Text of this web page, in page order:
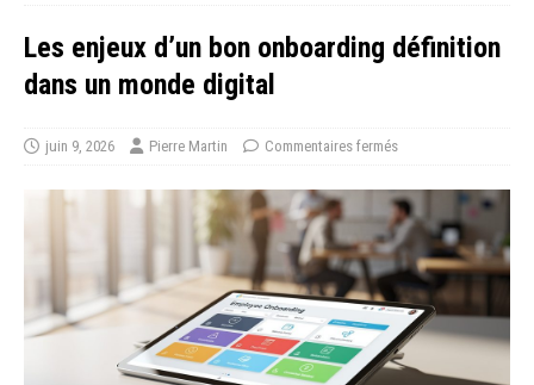
Les enjeux d’un bon onboarding définition
dans un monde digital
juin 9, 2026 Pierre Martin Commentaires fermés